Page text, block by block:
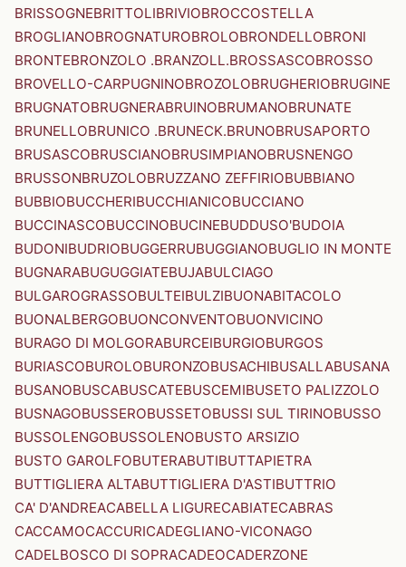
BRISSOGNEBRITTOLIBRIVIOBROCCOSTELLA
BROGLIANOBROGNATUROBROLOBRONDELLOBRONI
BRONTEBRONZOLO .BRANZOLL.BROSSASCOBROSSO
BROVELLO-CARPUGNINOBROZOLOBRUGHERIOBRUGINE
BRUGNATOBRUGNERABRUINOBRUMANOBRUNATE
BRUNELLOBRUNICO .BRUNECK.BRUNOBRUSAPORTO
BRUSASCOBRUSCIANOBRUSIMPIANOBRUSNENGO
BRUSSONBRUZOLOBRUZZANO ZEFFIRIOBUBBIANO
BUBBIOBUCCHERIBUCCHIANICOBUCCIANO
BUCCINASCOBUCCINOBUCINEBUDDUSO'BUDOIA
BUDONIBUDRIOBUGGERRUBUGGIANOBUGLIO IN MONTE
BUGNARABUGUGGIATEBUJABULCIAGO
BULGAROGRASSOBULTEIBULZIBUONABITACOLO
BUONALBERGOBUONCONVENTOBUONVICINO
BURAGO DI MOLGORABURCEIBURGIOBURGOS
BURIASCOBUROLOBURONZOBUSACHIBUSALLABUSANA
BUSANOBUSCABUSCATEBUSCEMIBUSETO PALIZZOLO
BUSNAGOBUSSEROBUSSETOBUSSI SUL TIRINOBUSSO
BUSSOLENGOBUSSOLENOBUSTO ARSIZIO
BUSTO GAROLFOBUTERABUTIBUTTAPIETRA
BUTTIGLIERA ALTABUTTIGLIERA D'ASTIBUTTRIO
CA' D'ANDREACABELLA LIGURECABIATECABRAS
CACCAMOCACCURICADEGLIANO-VICONAGO
CADELBOSCO DI SOPRACADEOCADERZONE